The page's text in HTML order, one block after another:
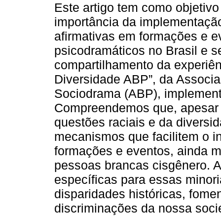
Este artigo tem como
importância da
afirmativas em formações e
psicodramáticos no Brasil e
compartilhamento da
Diversidade ABP”, da
Sociodrama (ABP),
Compreendemos que,
questões raciais e da
mecanismos que facilitem o
formações e eventos, ainda
pessoas brancas cisgênero.
específicas para essas
disparidades históricas,
discriminações da nossa